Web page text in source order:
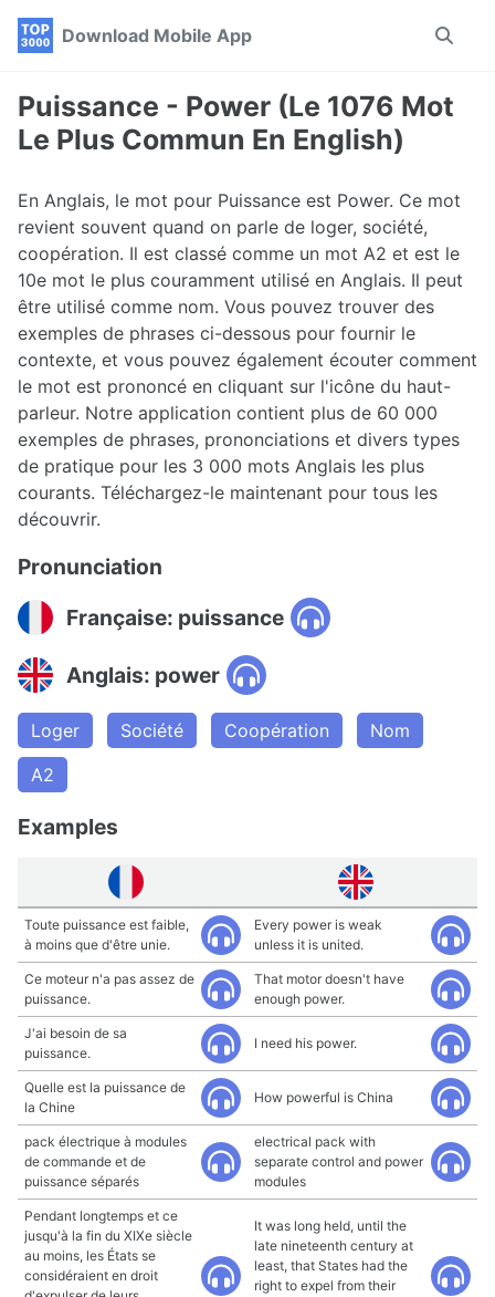
Skip
navigation
Skip
Skip
Download Mobile App
Toggle
Puissance - Power (Le 1076 Mot
Le Plus Commun En English)
En Anglais, le mot pour Puissance est Power. Ce mot
revient souvent quand on parle de loger, société,
coopération. Il est classé comme un mot A2 et est le
10e mot le plus couramment utilisé en Anglais. Il peut
être utilisé comme nom. Vous pouvez trouver des
exemples de phrases ci-dessous pour fournir le
contexte, et vous pouvez également écouter comment
le mot est prononcé en cliquant sur l'icône du haut-
parleur. Notre application contient plus de 60 000
exemples de phrases, prononciations et divers types
de pratique pour les 3 000 mots Anglais les plus
courants. Téléchargez-le maintenant pour tous les
découvrir.
Pronunciation
Française: puissance
Anglais: power
Loger Société Coopération
Nom
A2
Examples
Toute puissance est faible,
à moins que d'être unie.
Every power is weak
unless it is united.
Ce moteur n'a pas assez de
puissance.
That motor doesn't have
enough power.
J'ai besoin de sa
puissance.
I need his power.
Quelle est la puissance de
la Chine
How powerful is China
pack électrique à modules
de commande et de
puissance séparés
electrical pack with
separate control and power
modules
Pendant longtemps et ce
jusqu'à la fin du XIXe siècle
au moins, les États se
considéraient en droit
It was long held, until the
late nineteenth century at
least, that States had the
right to expel from their